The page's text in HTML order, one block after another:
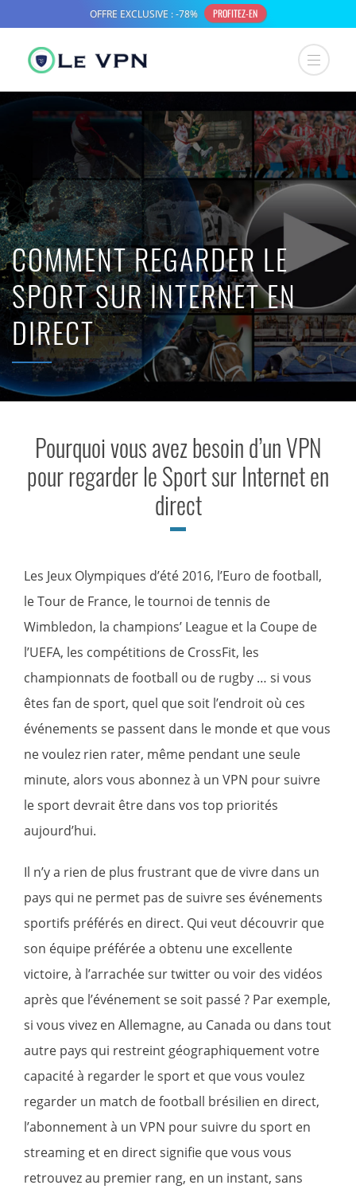
COMMENT REGARDER LE
SPORT SUR INTERNET EN
DIRECT
Pourquoi vous avez besoin d’un VPN
pour regarder le Sport sur Internet en
direct
Les Jeux Olympiques d’été 2016, l’Euro de football,
le Tour de France, le tournoi de tennis de
Wimbledon, la champions’ League et la Coupe de
l’UEFA, les compétitions de CrossFit, les
championnats de football ou de rugby … si vous
êtes fan de sport, quel que soit l’endroit où ces
événements se passent dans le monde et que vous
ne voulez rien rater, même pendant une seule
minute, alors vous abonnez à un VPN pour suivre
le sport devrait être dans vos top priorités
aujourd’hui.
Il n’y a rien de plus frustrant que de vivre dans un
pays qui ne permet pas de suivre ses événements
sportifs préférés en direct. Qui veut découvrir que
son équipe préférée a obtenu une excellente
victoire, à l’arrachée sur twitter ou voir des vidéos
après que l’événement se soit passé ? Par exemple,
si vous vivez en Allemagne, au Canada ou dans tout
autre pays qui restreint géographiquement votre
capacité à regarder le sport et que vous voulez
regarder un match de football brésilien en direct,
l’abonnement à un VPN pour suivre du sport en
streaming et en direct signifie que vous vous
retrouvez au premier rang, en un instant, sans